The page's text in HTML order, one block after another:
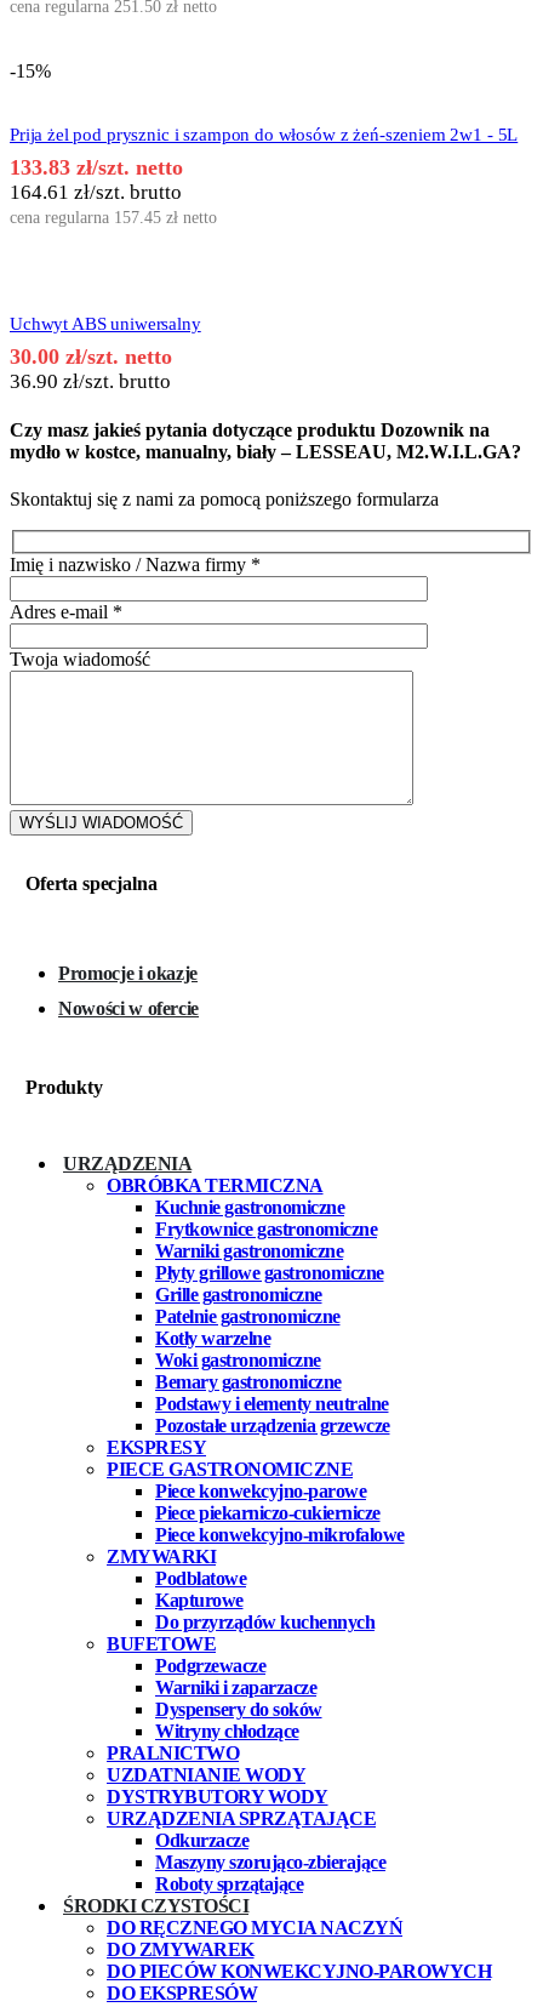
cena regularna 251.50 zł netto
-15%
Prija żel pod prysznic i szampon do włosów z żeń-szeniem 2w1 - 5L
133.83 zł/szt. netto
164.61 zł/szt. brutto
cena regularna 157.45 zł netto
Uchwyt ABS uniwersalny
30.00 zł/szt. netto
36.90 zł/szt. brutto
Czy masz jakieś pytania dotyczące produktu Dozownik na
mydło w kostce, manualny, biały – LESSEAU, M2.W.I.L.GA?
Skontaktuj się z nami za pomocą poniższego formularza
Imię i nazwisko / Nazwa firmy *
Adres e-mail *
Twoja wiadomość
Oferta specjalna
Promocje i okazje
Nowości w ofercie
Produkty
URZĄDZENIA
OBRÓBKA TERMICZNA
Kuchnie gastronomiczne
Frytkownice gastronomiczne
Warniki gastronomiczne
Płyty grillowe gastronomiczne
Grille gastronomiczne
Patelnie gastronomiczne
Kotły warzelne
Woki gastronomiczne
Bemary gastronomiczne
Podstawy i elementy neutralne
Pozostałe urządzenia grzewcze
EKSPRESY
PIECE GASTRONOMICZNE
Piece konwekcyjno-parowe
Piece piekarniczo-cukiernicze
Piece konwekcyjno-mikrofalowe
ZMYWARKI
Podblatowe
Kapturowe
Do przyrządów kuchennych
BUFETOWE
Podgrzewacze
Warniki i zaparzacze
Dyspensery do soków
Witryny chłodzące
PRALNICTWO
UZDATNIANIE WODY
DYSTRYBUTORY WODY
URZĄDZENIA SPRZĄTAJĄCE
Odkurzacze
Maszyny szorująco-zbierające
Roboty sprzątające
ŚRODKI CZYSTOŚCI
DO RĘCZNEGO MYCIA NACZYŃ
DO ZMYWAREK
DO PIECÓW KONWEKCYJNO-PAROWYCH
DO EKSPRESÓW